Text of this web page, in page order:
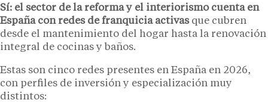
Sí: el sector de la reforma y el interiorismo cuenta en
España con redes de franquicia activasque cubren
desde el mantenimiento del hogar hasta la renovación
integral de cocinas y baños.
Estas son cinco redes presentes en España en 2026,
con perfiles de inversión y especialización muy
distintos: